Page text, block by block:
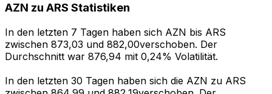
AZN zu ARS Statistiken
In den letzten 7 Tagen haben sich AZN bis ARS
zwischen 873,03 und 882,00verschoben. Der
Durchschnitt war 876,94 mit 0,24% Volatilität.
In den letzten 30 Tagen haben sich die AZN zu ARS